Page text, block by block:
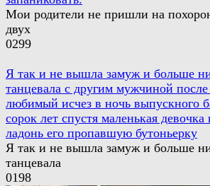
Мои родители не пришли на
двух
0299
Я так и не вышла замуж и больше
танцевала с другим мужчиной
любимый исчез в ночь выпускного
сорок лет спустя маленькая
ладонь его пропавшую бутоньерку
Я так и не вышла замуж и больше
танцевала
0198